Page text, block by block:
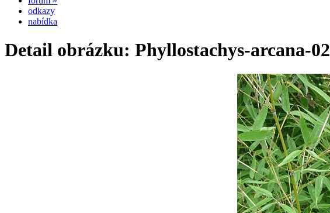
odkazy
nabídka
Detail obrázku: Phyllostachys-arcana-02